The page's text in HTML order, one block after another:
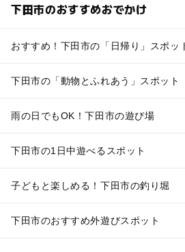
下田市のおすすめおでかけ
おすすめ！下田市の「日帰り」スポッ
下田市の「動物とふれあう」スポット
雨の日でもOK！下田市の遊び場
下田市の1日中遊べるスポット
子どもと楽しめる！下田市の釣り堀
下田市のおすすめ外遊びスポット